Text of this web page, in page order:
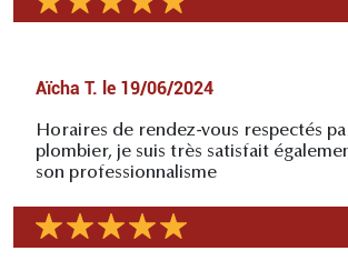
Aïcha T. le 19/06/2024
Horaires de rendez-vous respectés
plombier, je suis très satisfait
son professionnalisme